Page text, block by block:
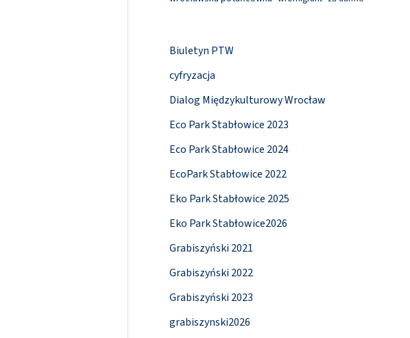
Biuletyn PTW
cyfryzacja
Dialog Międzykulturowy Wrocław
Eco Park Stabłowice 2023
Eco Park Stabłowice 2024
EcoPark Stabłowice 2022
Eko Park Stabłowice 2025
Eko Park Stabłowice2026
Grabiszyński 2021
Grabiszyński 2022
Grabiszyński 2023
grabiszynski2026